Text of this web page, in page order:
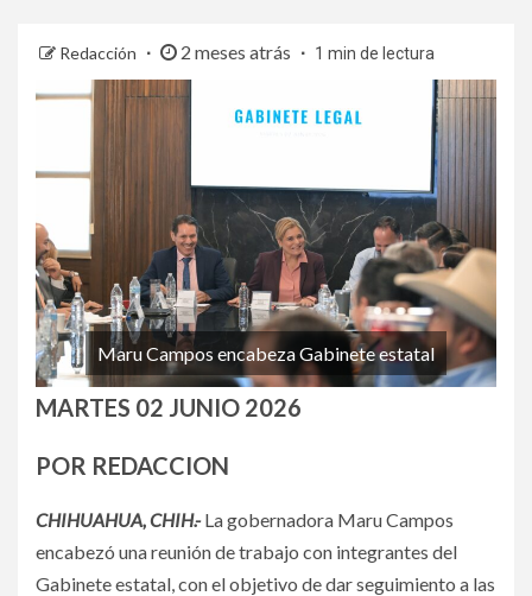
Redacción 2 meses atrás 1 min de lectura
Maru Campos encabeza Gabinete estatal
MARTES 02 JUNIO 2026
POR REDACCION
CHIHUAHUA, CHIH.-La gobernadora Maru Campos
encabezó una reunión de trabajo con integrantes del
Gabinete estatal, con el objetivo de dar seguimiento a las